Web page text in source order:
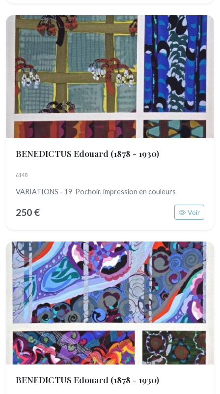
BENEDICTUS Edouard (1878 - 1930)
6148
VARIATIONS - 19 Pochoir, impression en couleurs
250 € Voir
BENEDICTUS Edouard (1878 - 1930)